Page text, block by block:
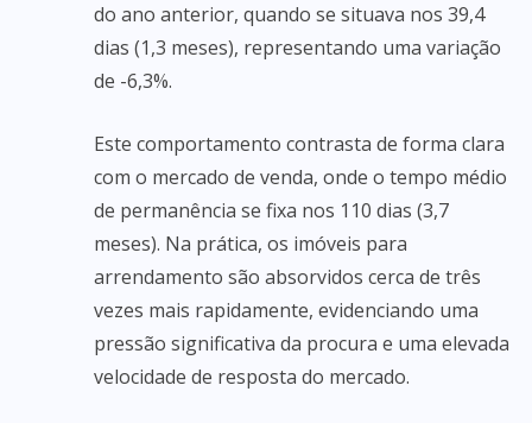
do ano anterior, quando se situava nos 39,4
dias (1,3 meses), representando uma variação
de -6,3%.
Este comportamento contrasta de forma clara
com o mercado de venda, onde o tempo médio
de permanência se fixa nos 110 dias (3,7
meses). Na prática, os imóveis para
arrendamento são absorvidos cerca de três
vezes mais rapidamente, evidenciando uma
pressão significativa da procura e uma elevada
velocidade de resposta do mercado.